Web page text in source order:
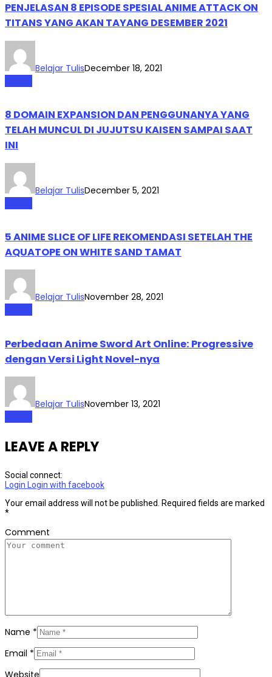
PENJELASAN 8 EPISODE SPESIAL ANIME ATTACK ON
TITANS YANG AKAN TAYANG DESEMBER 2021
Belajar TulisDecember 18, 2021
8 DOMAIN EXPANSION DAN PENGGUNANYA YANG
TELAH MUNCUL DI JUJUTSU KAISEN SAMPAI SAAT
INI
Belajar TulisDecember 5, 2021
5 ANIME SLICE OF LIFE REKOMENDASI SETELAH THE
AQUATOPE ON WHITE SAND TAMAT
Belajar TulisNovember 28, 2021
Perbedaan Anime Sword Art Online: Progressive
dengan Versi Light Novel-nya
Belajar TulisNovember 13, 2021
LEAVE A REPLY
Social connect:
Login
Login with facebook
Your email address will not be published.
Required fields are marked
*
Comment
Name *
Email *